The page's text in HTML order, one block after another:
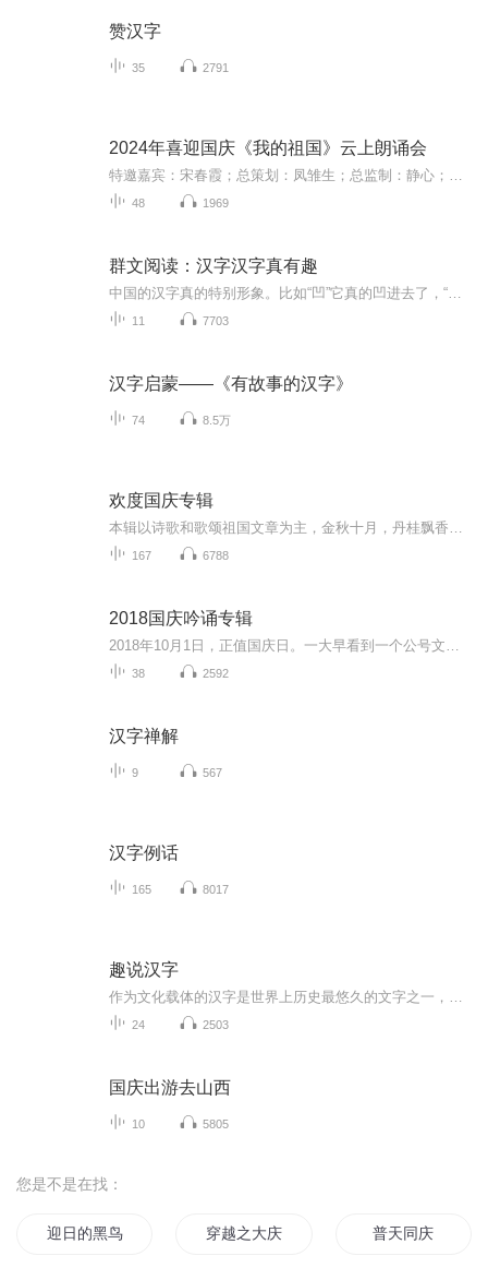
赞汉字
35 2791
2024年喜迎国庆《我的祖国》云上朗诵会
48 1969
群文阅读：汉字汉字真有趣
11 7703
汉字启蒙——《有故事的汉字》
74 8.5万
欢度国庆专辑
167 6788
2018国庆吟诵专辑
38 2592
汉字禅解
9 567
汉字例话
165 8017
趣说汉字
24 2503
国庆出游去山西
10 5805
您是不是在找：
迎日的黑鸟 穿越之大庆帝国 普天同庆